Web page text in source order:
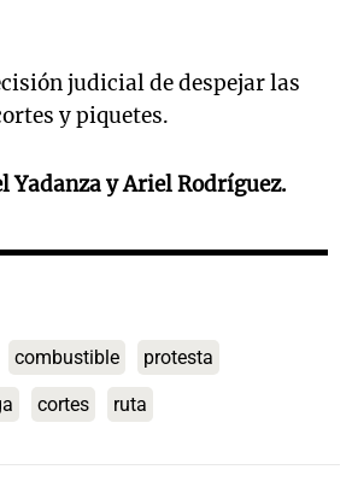
judicial de despejar las
y piquetes.
Yadanza y Ariel Rodríguez.
combustible protesta
cortes ruta